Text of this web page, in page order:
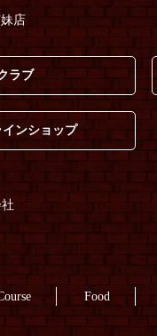
店
ラブ
ンショップ
Food